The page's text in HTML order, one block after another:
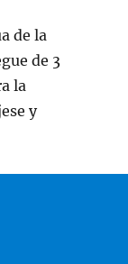
de la
de 3
la
y